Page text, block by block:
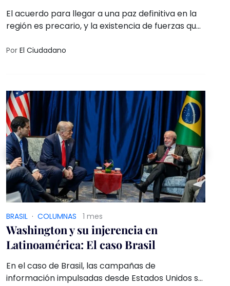
El acuerdo para llegar a una paz definitiva en la
región es precario, y la existencia de fuerzas que
pero ya ha quedado claro que las condiciones no
Por El Ciudadano
BRASIL · COLUMNAS 1 mes
Washington y su injerencia en
Latinoamérica: El caso Brasil
En el caso de Brasil, las campañas de
información impulsadas desde Estados Unidos se